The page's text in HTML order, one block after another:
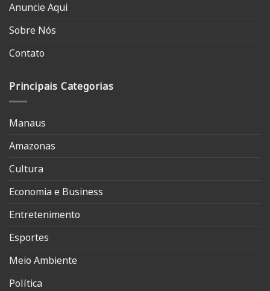
Anuncie Aqui
Sobre Nós
Contato
Principais Categorias
Manaus
Amazonas
Cultura
Economia e Business
Entretenimento
Esportes
Meio Ambiente
Política